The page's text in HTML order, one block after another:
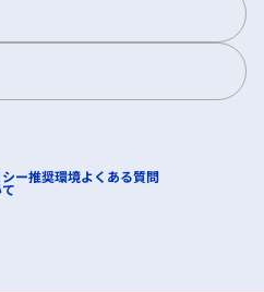
ー推奨環境よくある質問